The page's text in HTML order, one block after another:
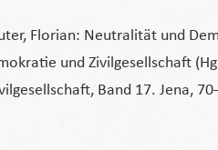
Florian: Neutralität und
und Zivilgesellschaft
Band 17. Jena,